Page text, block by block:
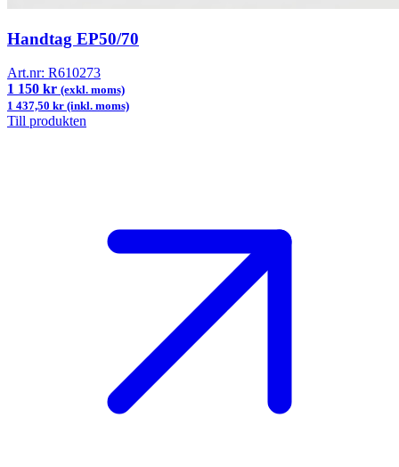
Handtag EP50/70
Art.nr: R610273
1 150 kr (exkl. moms)
1 437,50 kr (inkl. moms)
Till produkten